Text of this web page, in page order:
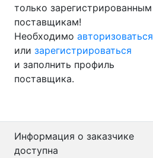
только зарегистрированным
поставщикам!
Необходимо авторизоваться
или зарегистрироваться
и заполнить профиль
поставщика.
Информация о заказчике
доступна